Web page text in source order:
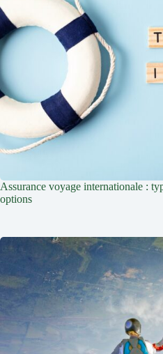
Assurance voyage internationale :
options